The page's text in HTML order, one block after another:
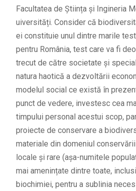
Facultatea de Știința și Ingineria
uiversități. Consider că
ei constituie unul dintre marile
pentru România, test care va fi
trecut de către societate și
natura haotică a dezvoltării
modelul social ce există în
punct de vedere, investesc cea
timpului personal acestui scop,
proiecte de conservare a
materiale din domeniul
locale și rare (așa-numitele
mai amenințate dintre toate,
biochimiei, pentru a sublinia